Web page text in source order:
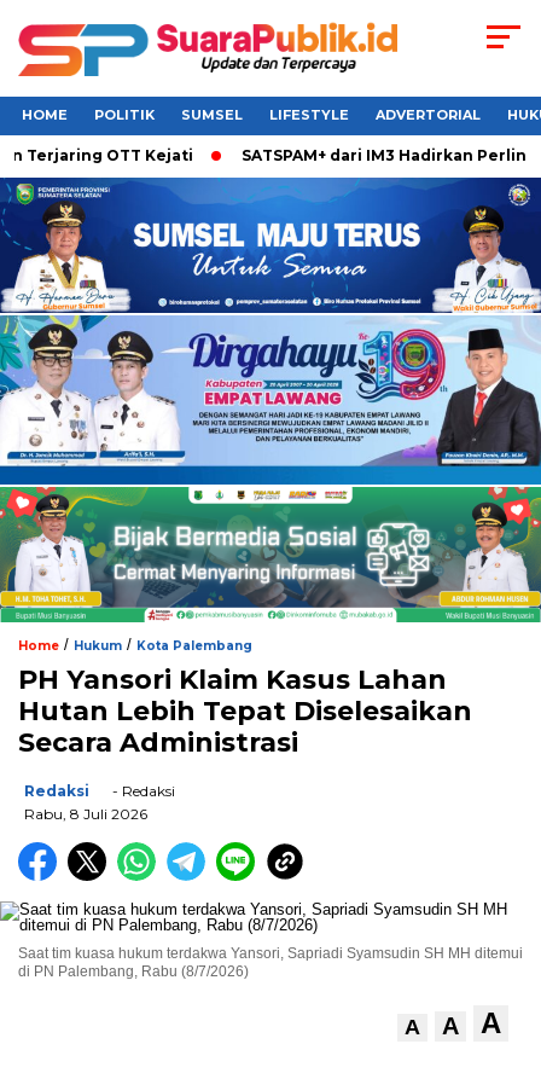
HOME POLITIK SUMSEL LIFESTYLE ADVERTORIAL
OTT Kejati SATSPAM+ dari IM3 Hadirkan
Home / Hukum / Kota Palembang
PH Yansori Klaim Kasus Lahan
Hutan Lebih Tepat Diselesaikan
Secara Administrasi
Redaksi
- Redaksi
Rabu, 8 Juli 2026
Saat tim kuasa hukum terdakwa Yansori, Sapriadi Syamsudin SH MH ditemui
di PN Palembang, Rabu (8/7/2026)
A A A